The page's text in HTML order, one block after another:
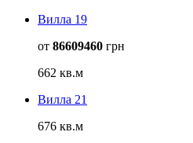
Вилла 19
от 86609460 грн
662 кв.м
Вилла 21
676 кв.м